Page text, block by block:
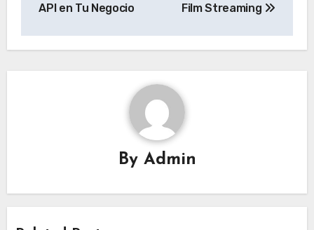
API en Tu Negocio
Film Streaming
By Admin